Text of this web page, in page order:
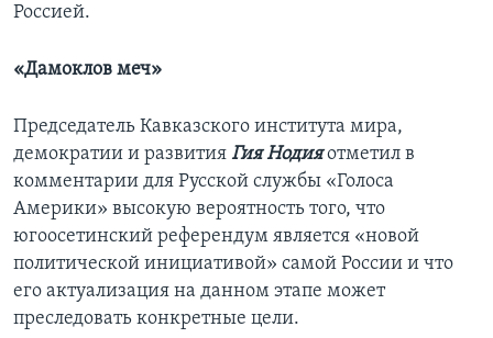
Россией.
«Дамоклов меч»
Председатель Кавказского института мира,
демократии и развития Гия Нодияотметил в
комментарии для Русской службы «Голоса
Америки» высокую вероятность того, что
югоосетинский референдум является «новой
политической инициативой» самой России и что
его актуализация на данном этапе может
преследовать конкретные цели.